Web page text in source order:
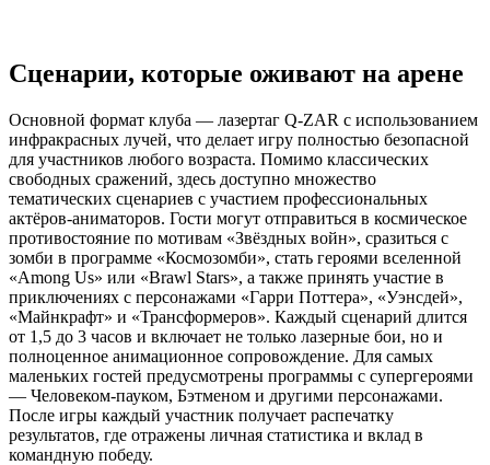
Сценарии, которые оживают на арене
Основной формат клуба — лазертаг Q-ZAR с использованием
инфракрасных лучей, что делает игру полностью безопасной
для участников любого возраста. Помимо классических
свободных сражений, здесь доступно множество
тематических сценариев с участием профессиональных
актёров-аниматоров. Гости могут отправиться в космическое
противостояние по мотивам «Звёздных войн», сразиться с
зомби в программе «Космозомби», стать героями вселенной
«Among Us» или «Brawl Stars», а также принять участие в
приключениях с персонажами «Гарри Поттера», «Уэнсдей»,
«Майнкрафт» и «Трансформеров». Каждый сценарий длится
от 1,5 до 3 часов и включает не только лазерные бои, но и
полноценное анимационное сопровождение. Для самых
маленьких гостей предусмотрены программы с супергероями
— Человеком-пауком, Бэтменом и другими персонажами.
После игры каждый участник получает распечатку
результатов, где отражены личная статистика и вклад в
командную победу.